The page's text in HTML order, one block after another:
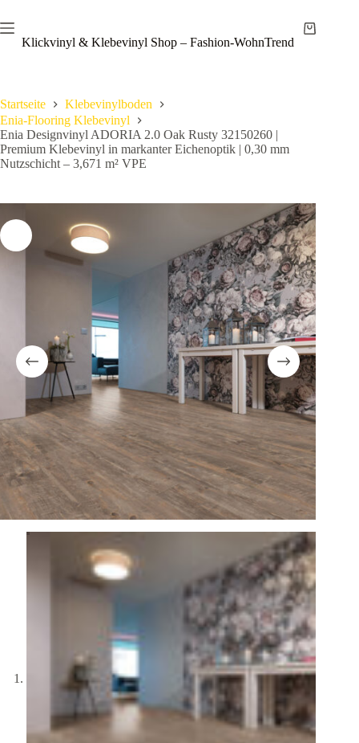
Inhalt
springenKlickvinyl & Klebevinyl Shop – Fashion-WohnTrend
Warenkorb
Startseite
Klebevinylboden
Enia-Flooring Klebevinyl
Enia Designvinyl ADORIA 2.0 Oak Rusty 32150260 |
Premium Klebevinyl in markanter Eichenoptik | 0,30 mm
Nutzschicht – 3,671 m² VPE